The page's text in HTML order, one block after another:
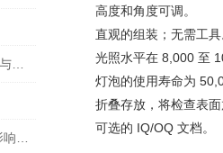
高度和角度可调。
直观的组装； 无需工
光照水平在 8,000 至
灯泡的使用寿命为
折叠存放，将检查表
可选的 IQ/OQ 文档。